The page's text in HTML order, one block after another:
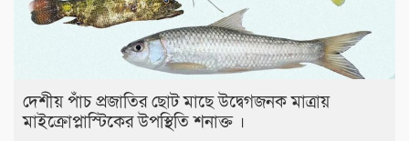
দেশীয় পাঁচ প্রজাতির ছোট মাছে উদ্বেগজনক মাত্রায়
মাইক্রোপ্লাস্টিকের উপস্থিতি শনাক্ত ।